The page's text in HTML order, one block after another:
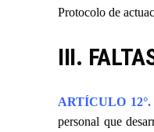
Protocolo de
III.
ARTÍCULO 12°.
personal que